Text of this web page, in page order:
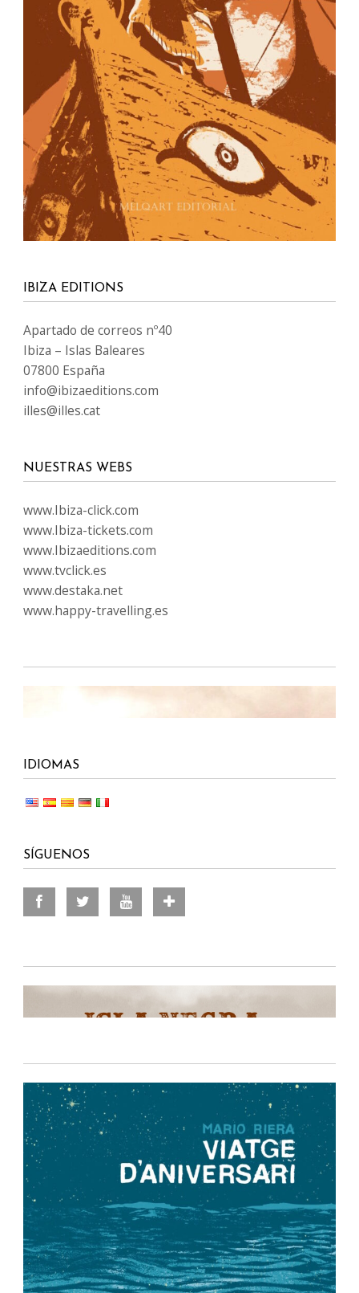
IBIZA EDITIONS
Apartado de correos nº40
Ibiza – Islas Baleares
07800 España
info@ibizaeditions.com
illes@illes.cat
NUESTRAS WEBS
www.Ibiza-click.com
www.Ibiza-tickets.com
www.Ibizaeditions.com
www.tvclick.es
www.destaka.net
www.happy-travelling.es
IDIOMAS
SÍGUENOS